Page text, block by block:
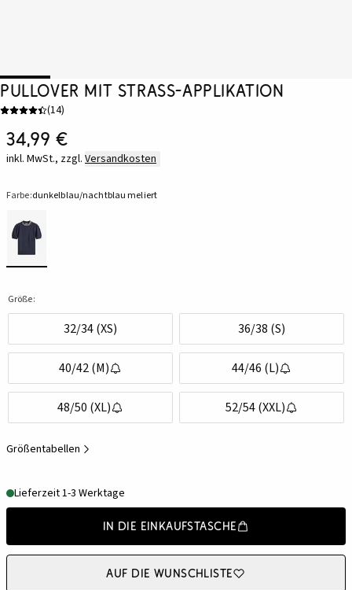
Pullover mit Strass-Applikation
(14)
34,99 €
inkl. MwSt., zzgl. Versandkosten
Farbe:dunkelblau/nachtblau meliert
Größe:
32/34 (XS) 36/38 (S)
40/42 (M) 44/46 (L)
48/50 (XL) 52/54 (XXL)
Größentabellen
Lieferzeit 1-3 Werktage
In die Einkaufstasche
Auf die Wunschliste